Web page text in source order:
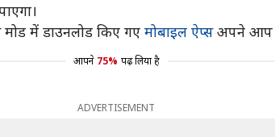
में डाउनलोड किए गए मोबाइल ऐप्सअपने आप
आपने 75% पढ़ लिया है
ADVERTISEMENT